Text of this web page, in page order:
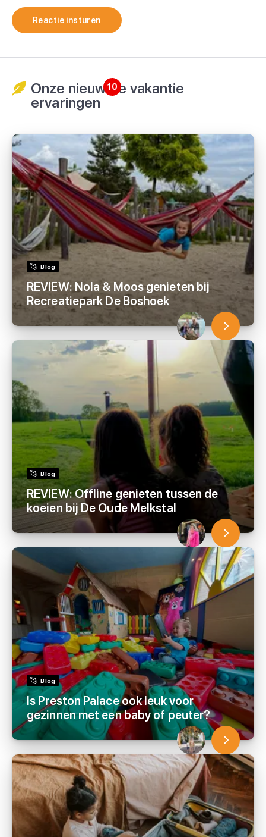
Reactie insturen
Onze nieuwste vakantie
ervaringen
10
Blog
REVIEW: Nola & Moos genieten bij
Recreatiepark De Boshoek
Blog
REVIEW: Offline genieten tussen de
koeien bij De Oude Melkstal
Blog
Is Preston Palace ook leuk voor
gezinnen met een baby of peuter?